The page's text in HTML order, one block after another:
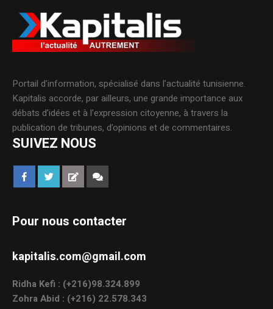
Portail d’information, spécialisé dans l’actualité tunisienne.
Kapitalis accorde, par ailleurs, une grande importance aux
débats d’idées et à l’expression citoyenne, à travers la
publication de tribunes, d’opinions et de commentaires.
SUIVEZ NOUS
Pour nous contacter
kapitalis.com@gmail.com
Ridha Kefi : (+216)98.324.899
Zohra Abid : (+216) 22.578.343